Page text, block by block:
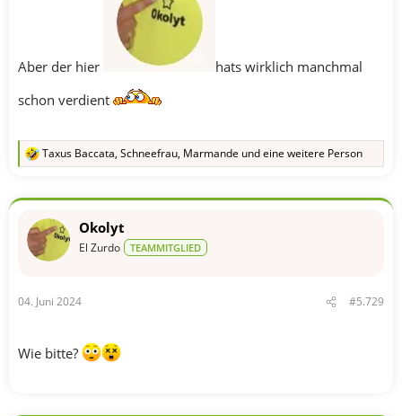
Aber der hier
hats wirklich manchmal
schon verdient
R
k
o
:
Taxus Baccata, Schneefrau, Marmande und eine weitere Person
Okolyt
El Zurdo TEAMMITGLIED
04. Juni 2024 #5.729
Wie bitte?